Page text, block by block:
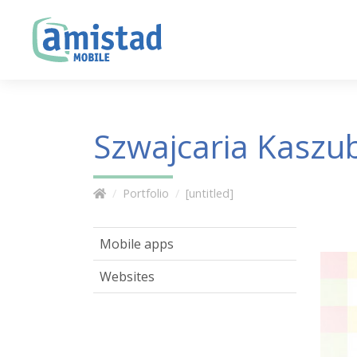
Szwajcaria
Portfolio [untitled]
Mobile apps
Websites